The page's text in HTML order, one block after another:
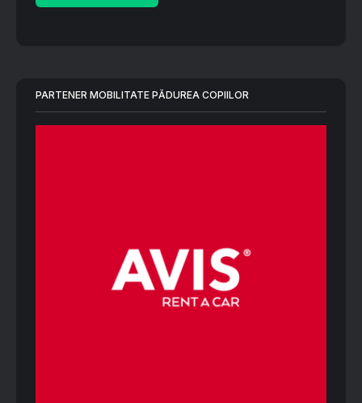
PARTENER MOBILITATE PĂDUREA COPIILOR